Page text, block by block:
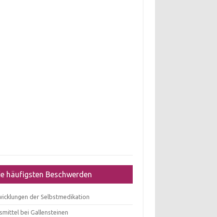
häufigsten Beschwerden
der Selbstmedikation
bei Gallensteinen